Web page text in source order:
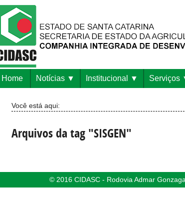
Home Notícias Institucional Serviços
Você está aqui:
Arquivos da tag "SISGEN"
© 2016 CIDASC - Rodovia Admar